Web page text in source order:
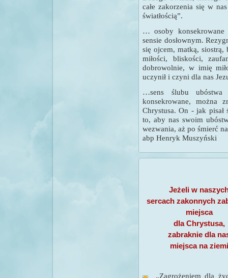
całe zakorzenia się w
światłością”.
… osoby konsekrowane
sensie dosłownym.
się ojcem, matką,
miłości, bliskości,
dobrowolnie, w imię
uczynił i czyni dla nas
…sens ślubu ubóstwa
konsekrowane, można
Chrystusa. On - jak pisał
to, aby nas swoim
wezwania, aż po śmierć
abp Henryk Muszyński
Jeżeli w
sercach zakonnych
miejsca
dla Chrystusa,
zabraknie dla
miejsca na ziemi
„Zagrożeniem dla